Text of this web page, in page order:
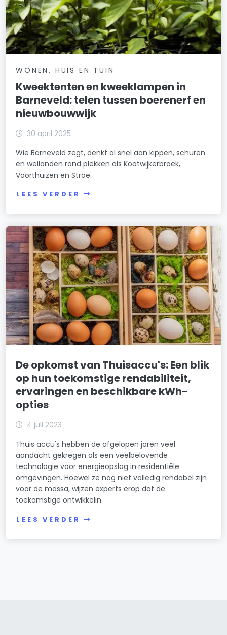
WONEN, HUIS EN TUIN
Kweektenten en kweeklampen in
Barneveld: telen tussen boerenerf en
nieuwbouwwijk
30 april 2025
Wie Barneveld zegt, denkt al snel aan kippen, schuren
en weilanden rond plekken als Kootwijkerbroek,
Voorthuizen en Stroe.
LEES VERDER
De opkomst van Thuisaccu's: Een blik
op hun toekomstige rendabiliteit,
ervaringen en beschikbare kWh-
opties
4 juli 2023
Thuis accu's hebben de afgelopen jaren veel
aandacht gekregen als een veelbelovende
technologie voor energieopslag in residentiële
omgevingen. Hoewel ze nog niet volledig rendabel zijn
voor de massa, wijzen experts erop dat de
toekomstige ontwikkelin
LEES VERDER